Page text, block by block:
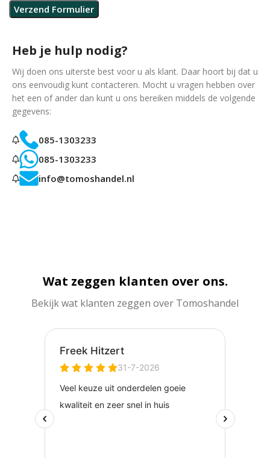
Heb je hulp nodig?
Wij doen ons uiterste best voor u als klant. Daar hoort bij dat u
ons eenvoudig kunt contacteren. Mocht u vragen hebben over
het een of ander dan kunt u ons bereiken middels de volgende
gegevens:
085-1303233
085-1303233
info@tomoshandel.nl
Wat zeggen klanten over ons.
Bekijk wat klanten zeggen over Tomoshandel